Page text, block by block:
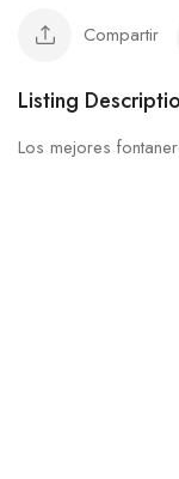
Compartir
Listing
Los mejores